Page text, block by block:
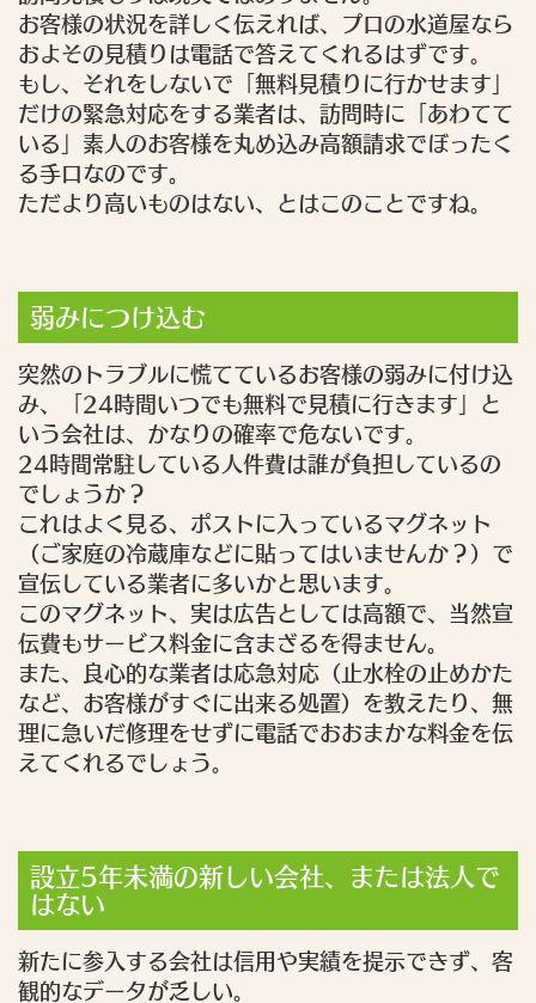
お客様の状況を詳しく伝えれば、プロの水道屋なら
およその見積りは電話で答えてくれるはずです。
もし、それをしないで「無料見積りに行かせます」
だけの緊急対応をする業者は、訪問時に「あわてて
いる」素人のお客様を丸め込み高額請求でぼったく
る手口なのです。
ただより高いものはない、とはこのことですね。
弱みにつけ込む
突然のトラブルに慌てているお客様の弱みに付け込
み、「24時間いつでも無料で見積に行きます」と
いう会社は、かなりの確率で危ないです。
24時間常駐している人件費は誰が負担しているの
でしょうか？
これはよく見る、ポストに入っているマグネット
（ご家庭の冷蔵庫などに貼ってはいませんか？）で
宣伝している業者に多いかと思います。
このマグネット、実は広告としては高額で、当然宣
伝費もサービス料金に含まざるを得ません。
また、良心的な業者は応急対応（止水栓の止めかた
など、お客様がすぐに出来る処置）を教えたり、無
理に急いだ修理をせずに電話でおおまかな料金を伝
えてくれるでしょう。
設立5年未満の新しい会社、または法人で
はない
新たに参入する会社は信用や実績を提示できず、客
観的なデータが乏しい。